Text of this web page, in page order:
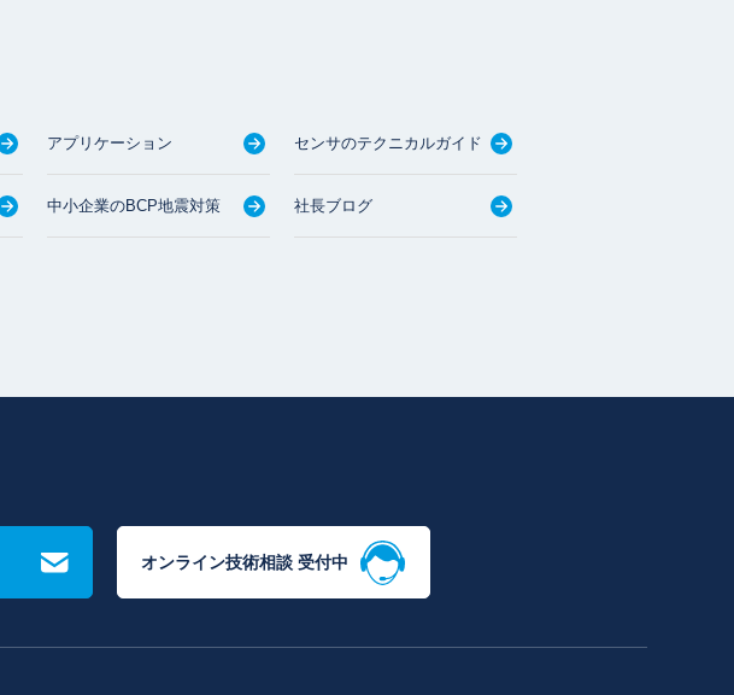
アプリケーション センサのテクニカルガイド
中小企業のBCP地震対策 社長ブログ
オンライン技術相談 受付中